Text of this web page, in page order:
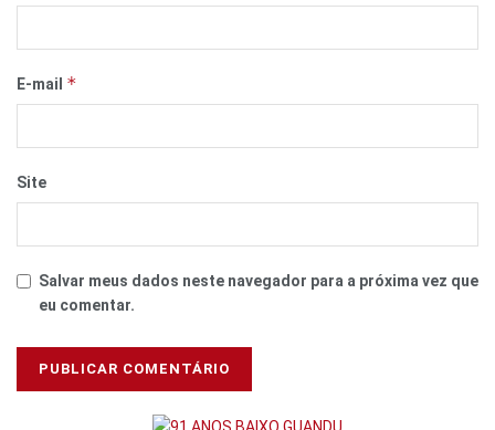
E-mail *
Site
Salvar meus dados neste navegador para a próxima vez que
eu comentar.